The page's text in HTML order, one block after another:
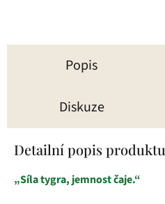
Popis
Diskuze
Detailní popis produktu
„Síla tygra, jemnost čaje.“